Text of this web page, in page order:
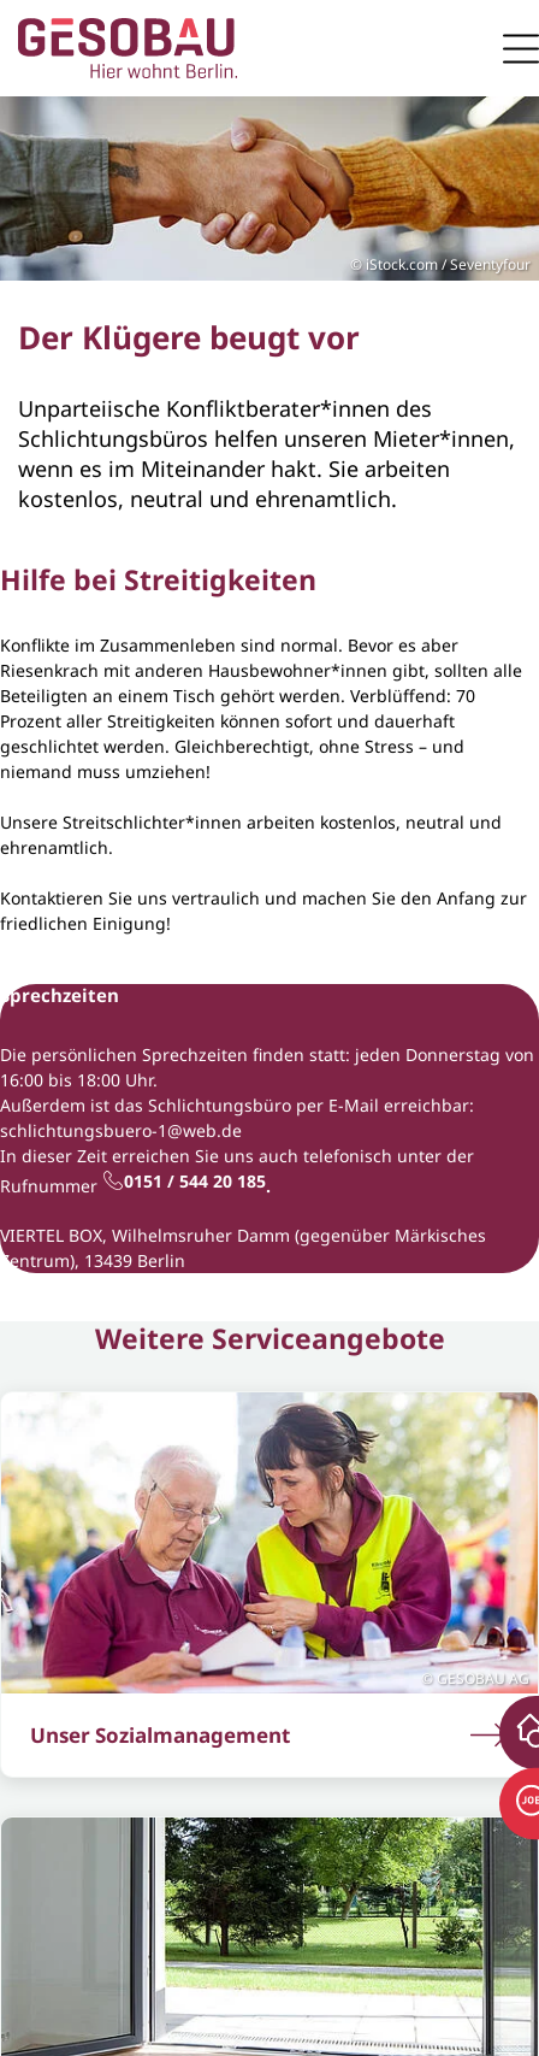
ZUM HAUPTINHALT SPRINGEN
Zur Startseite
iStock.com / Seventyfour
Der Klügere beugt vor
Unparteiische Konfliktberater*innen des
Schlichtungsbüros helfen unseren Mieter*innen,
wenn es im Miteinander hakt. Sie arbeiten
kostenlos, neutral und ehrenamtlich.
Hilfe bei Streitigkeiten
Konflikte im Zusammenleben sind normal. Bevor es aber
Riesenkrach mit anderen Hausbewohner*innen gibt, sollten alle
Beteiligten an einem Tisch gehört werden. Verblüffend: 70
Prozent aller Streitigkeiten können sofort und dauerhaft
geschlichtet werden. Gleichberechtigt, ohne Stress – und
niemand muss umziehen!
Unsere Streitschlichter*innen arbeiten kostenlos, neutral und
ehrenamtlich.
Kontaktieren Sie uns vertraulich und machen Sie den Anfang zur
friedlichen Einigung!
Sprechzeiten
Die persönlichen Sprechzeiten finden statt: jeden Donnerstag von
16:00 bis 18:00 Uhr.
Außerdem ist das Schlichtungsbüro per E-Mail erreichbar:
schlichtungsbuero-1@web.de
In dieser Zeit erreichen Sie uns auch telefonisch unter der
Rufnummer
0151 / 544 20 185.
VIERTEL BOX, Wilhelmsruher Damm (gegenüber Märkisches
Zentrum), 13439 Berlin
Weitere Serviceangebote
GESOBAU AG
Unser Sozialmanagement